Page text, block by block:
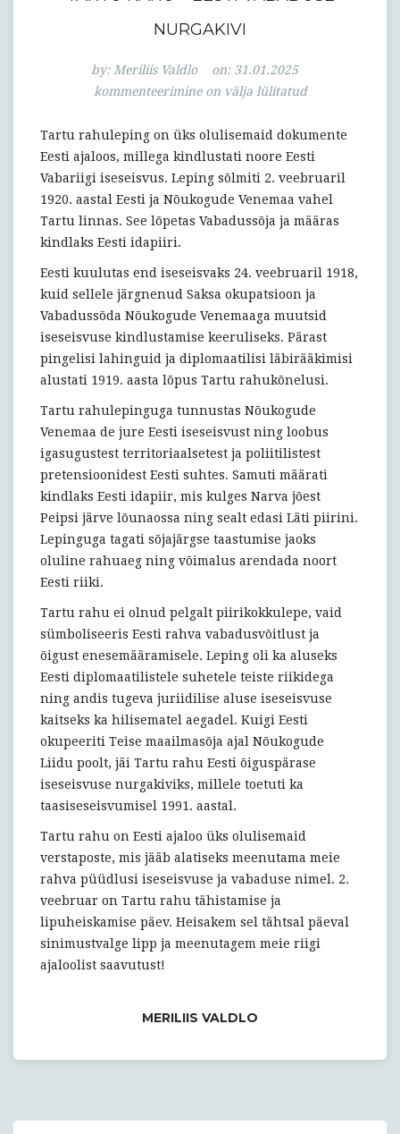
NURGAKIVI
by: Meriliis Valdlo on: 31.01.2025
Eesti
vabaduse
nurgakivi
kommenteerimine on välja lülitatud
Tartu rahuleping on üks olulisemaid dokumente
Eesti ajaloos, millega kindlustati noore Eesti
Vabariigi iseseisvus. Leping sõlmiti 2. veebruaril
1920. aastal Eesti ja Nõukogude Venemaa vahel
Tartu linnas. See lõpetas Vabadussõja ja määras
kindlaks Eesti idapiiri.
Eesti kuulutas end iseseisvaks 24. veebruaril 1918,
kuid sellele järgnenud Saksa okupatsioon ja
Vabadussõda Nõukogude Venemaaga muutsid
iseseisvuse kindlustamise keeruliseks. Pärast
pingelisi lahinguid ja diplomaatilisi läbirääkimisi
alustati 1919. aasta lõpus Tartu rahukõnelusi.
Tartu rahulepinguga tunnustas Nõukogude
Venemaa de jure Eesti iseseisvust ning loobus
igasugustest territoriaalsetest ja poliitilistest
pretensioonidest Eesti suhtes. Samuti määrati
kindlaks Eesti idapiir, mis kulges Narva jõest
Peipsi järve lõunaossa ning sealt edasi Läti piirini.
Lepinguga tagati sõjajärgse taastumise jaoks
oluline rahuaeg ning võimalus arendada noort
Eesti riiki.
Tartu rahu ei olnud pelgalt piirikokkulepe, vaid
sümboliseeris Eesti rahva vabadusvõitlust ja
õigust enesemääramisele. Leping oli ka aluseks
Eesti diplomaatilistele suhetele teiste riikidega
ning andis tugeva juriidilise aluse iseseisvuse
kaitseks ka hilisematel aegadel. Kuigi Eesti
okupeeriti Teise maailmasõja ajal Nõukogude
Liidu poolt, jäi Tartu rahu Eesti õiguspärase
iseseisvuse nurgakiviks, millele toetuti ka
taasiseseisvumisel 1991. aastal.
Tartu rahu on Eesti ajaloo üks olulisemaid
verstaposte, mis jääb alatiseks meenutama meie
rahva püüdlusi iseseisvuse ja vabaduse nimel. 2.
veebruar on Tartu rahu tähistamise ja
lipuheiskamise päev. Heisakem sel tähtsal päeval
sinimustvalge lipp ja meenutagem meie riigi
ajaloolist saavutust!
MERILIIS VALDLO